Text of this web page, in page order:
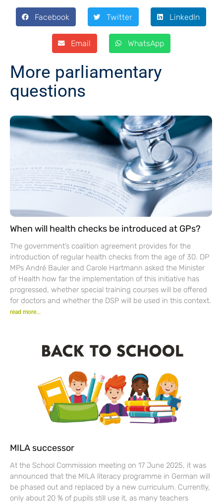
Facebook Twitter LinkedIn
Email WhatsApp
More parliamentary
questions
When will health checks be introduced at GPs?
The government’s coalition agreement provides for the
introduction of regular health checks from the age of 30. DP
MPs André Bauler and Carole Hartmann asked the Minister
of Health how far the implementation of this initiative has
progressed, whether special training courses will be offered
for doctors and whether the DSP will be used in this context.
read more...
MILA successor
At the School Commission meeting on 17 June 2025, it was
announced that the MILA literacy programme in German will
be phased out and replaced by a new curriculum. Currently,
only about 20 % of pupils still use it, as many teachers